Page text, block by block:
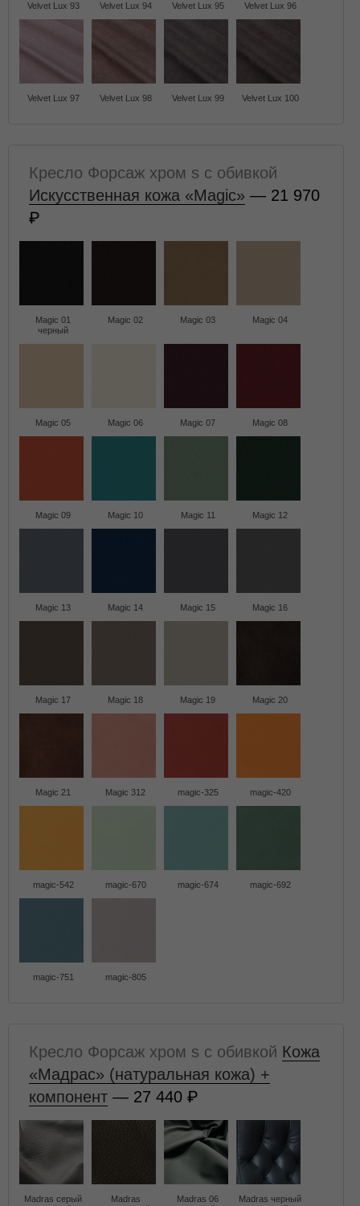
Velvet Lux 93 Velvet Lux 94 Velvet Lux 95 Velvet Lux 96
Velvet Lux 97 Velvet Lux 98 Velvet Lux 99 Velvet Lux 100
Кресло Форсаж хром s с обивкой
Искусственная кожа «Magic» — 21 970
Magic 01
черный
Magic 02 Magic 03 Magic 04
Magic 05 Magic 06 Magic 07 Magic 08
Magic 09 Magic 10 Magic 11 Magic 12
Magic 13 Magic 14 Magic 15 Magic 16
Magic 17 Magic 18 Magic 19 Magic 20
Magic 21 Magic 312 magic-325 magic-420
magic-542 magic-670 magic-674 magic-692
magic-751 magic-805
Кресло Форсаж хром s с обивкой Кожа
«Мадрас» (натуральная кожа) +
компонент — 27 440
Madras серый
Madras
Madras 06
Madras черный